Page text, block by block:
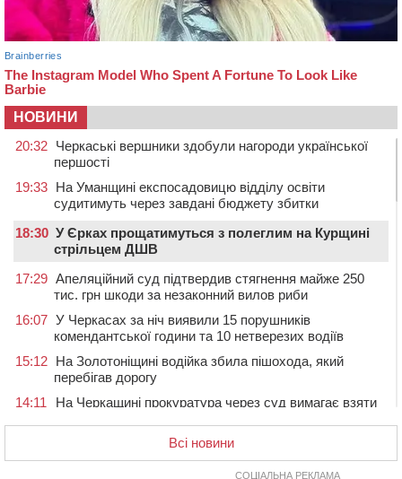
НОВИНИ
20:32 Черкаські вершники здобули нагороди української
першості
19:33 На Уманщині експосадовицю відділу освіти
судитимуть через завдані бюджету збитки
18:30 У Єрках прощатимуться з полеглим на Курщині
стрільцем ДШВ
17:29 Апеляційний суд підтвердив стягнення майже 250
тис. грн шкоди за незаконний вилов риби
16:07 У Черкасах за ніч виявили 15 порушників
комендантської години та 10 нетверезих водіїв
15:12 На Золотоніщині водійка збила пішохода, який
перебігав дорогу
14:11
На Черкащині прокуратура через суд вимагає взяти
У Смілі біля магазину під колесами вантажівки
загинула жінка
Всі новини
СОЦІАЛЬНА РЕКЛАМА